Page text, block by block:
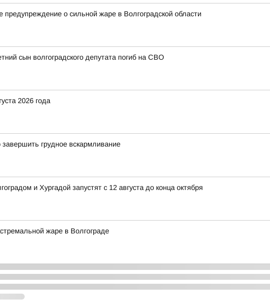
о сильной жаре в Волгоградской области
сын волгоградского депутата погиб на СВО
2026 года
завершить грудное вскармливание
и Хургадой запустят с 12 августа до конца октября
жаре в Волгограде